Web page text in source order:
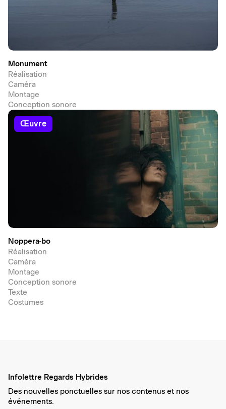
Monument
Réalisation
Caméra
Montage
Conception sonore
œuvre
Noppera-bo
Réalisation
Caméra
Montage
Conception sonore
Texte
Costumes
Infolettre Regards Hybrides
Des nouvelles ponctuelles sur nos contenus et nos
événements.